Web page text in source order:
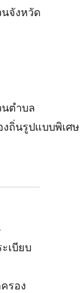
จังหวัด
นตำบล
ถิ่นรูปแบบพิเศ
เบียบ
รอง